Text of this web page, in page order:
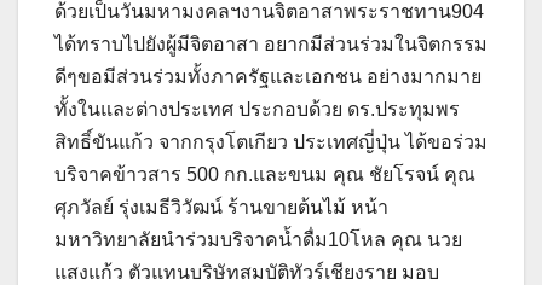
ด้วยเป็นวันมหามงคลฯงานจิตอาสาพระราชทาน904
ได้ทราบไปยังผู้มีจิตอาสา อยากมีส่วนร่วมในจิตกรรม
ดีๆขอมีส่วนร่วมทั้งภาครัฐและเอกชน อย่างมากมาย
ทั้งในและต่างประเทศ ประกอบด้วย ดร.ประทุมพร
สิทธิ์ขันแก้ว จากกรุงโตเกียว ประเทศญี่ปุ่น ได้ขอร่วม
บริจาคข้าวสาร 500 กก.และขนม คุณ ชัยโรจน์ คุณ
ศุภวัลย์ รุ่งเมธีวิวัฒน์ ร้านขายต้นไม้ หน้า
มหาวิทยาลัยนำร่วมบริจาคน้ำดื่ม10โหล คุณ นวย
แสงแก้ว ตัวแทนบริษัทสมบัติทัวร์เชียงราย มอบ